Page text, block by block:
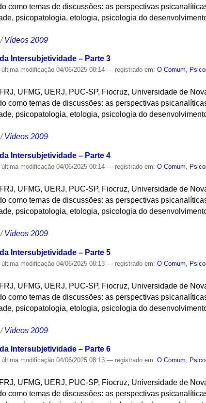
como temas de discussões: as perspectivas
psicopatologia, etologia, psicologia do
/Vídeos 2009
Intersubjetividade – Parte 3
última modificação 04/06/2025 08:14— registrado em:O Comum,
UFMG, UERJ, PUC-SP, Fiocruz, Universidade de
como temas de discussões: as perspectivas
psicopatologia, etologia, psicologia do
/Vídeos 2009
Intersubjetividade – Parte 4
última modificação 04/06/2025 08:14— registrado em:O Comum
UFMG, UERJ, PUC-SP, Fiocruz, Universidade de
como temas de discussões: as perspectivas
psicopatologia, etologia, psicologia do
/Vídeos 2009
Intersubjetividade – Parte 5
última modificação 04/06/2025 08:13— registrado em:O Comum
UFMG, UERJ, PUC-SP, Fiocruz, Universidade de
como temas de discussões: as perspectivas
psicopatologia, etologia, psicologia do
/Vídeos 2009
Intersubjetividade – Parte 6
última modificação 04/06/2025 08:13— registrado em:O Comum,
UFMG, UERJ, PUC-SP, Fiocruz, Universidade de
como temas de discussões: as perspectivas